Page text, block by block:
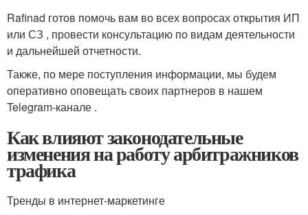
Rafinad готов помочь вам во всех вопросах открытия ИП
или СЗ , провести консультацию по видам деятельности
и дальнейшей отчетности.
Также, по мере поступления информации, мы будем
оперативно оповещать своих партнеров в нашем
Telegram-канале .
Как влияют законодательные
изменения на работу арбитражников
трафика
Тренды в интернет-маркетинге